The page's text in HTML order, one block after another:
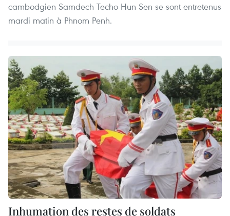
cambodgien Samdech Techo Hun Sen se sont entretenus
mardi matin à Phnom Penh.
Inhumation des restes de soldats